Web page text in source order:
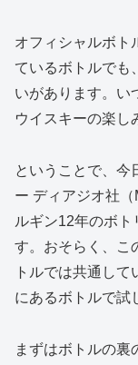
オフィシャルボト
ているボトルでも
いがあります。い
ウイスキーの楽し
ということで、今
ー ディアジオ社
ルギン12年のボト
す。おそらく、こ
トルでは共通し
にあるボトルで試
まずはボトルの裏